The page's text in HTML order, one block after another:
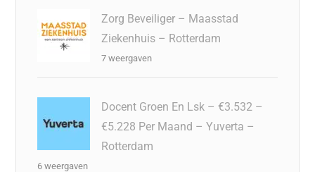
Zorg Beveiliger – Maasstad
Ziekenhuis – Rotterdam
7 weergaven
Docent Groen En Lsk – €3.532 –
€5.228 Per Maand – Yuverta –
Rotterdam
6 weergaven